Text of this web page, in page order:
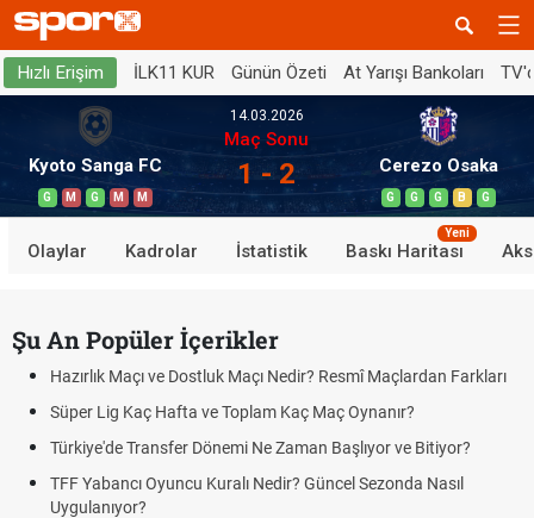
Hızlı Erişim İLK11 KUR Günün Özeti At Yarışı Bankoları
Kyoto Sanga FC
G M G M M
14.03.2026
Maç Sonu
1 - 2 Cerezo Osaka
G G G B G
Olaylar Kadrolar İstatistik Baskı Haritası
Yeni
Şu An Popüler İçerikler
Hazırlık Maçı ve Dostluk Maçı Nedir? Resmî Maçlardan Farkları
Süper Lig Kaç Hafta ve Toplam Kaç Maç Oynanır?
Türkiye'de Transfer Dönemi Ne Zaman Başlıyor ve Bitiyor?
TFF Yabancı Oyuncu Kuralı Nedir? Güncel Sezonda Nasıl
Uygulanıyor?